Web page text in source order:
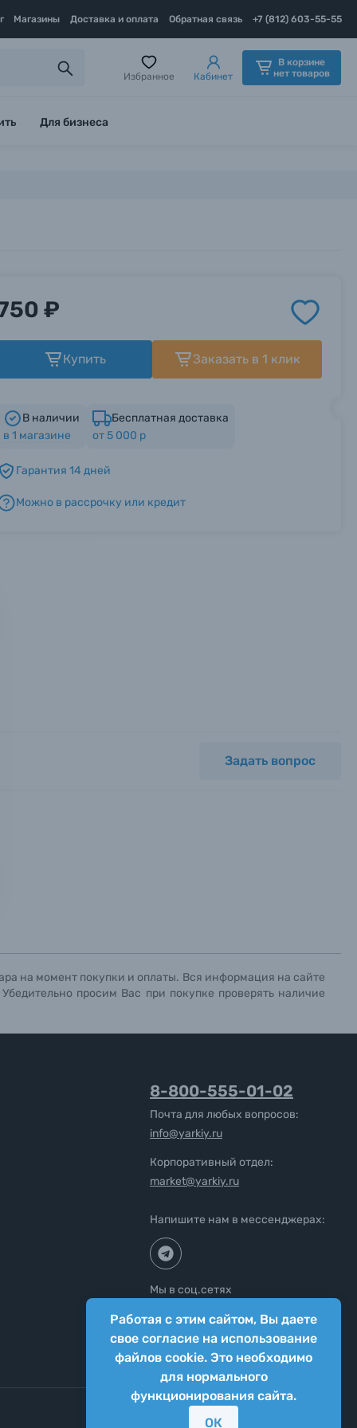
Магазины Доставка и оплата Обратная связь +7 (812) 603-55-55
Избранное Кабинет
В корзине
нет товаров
Для бизнеса
с
₽
Купить Заказать в 1 клик
В наличии
в 1 магазине
Бесплатная доставка
от 5 000 р
Гарантия 14 дней
Можно в рассрочку или кредит
Задать вопрос
на момент покупки и оплаты. Вся информация на сайте
просим Вас при покупке проверять наличие
Работая с этим сайтом, Вы даете
свое согласие на использование
файлов cookie. Это необходимо
для нормального
функционирования сайта.
ОК
8-800-555-01-02
Почта для любых вопросов:
info@yarkiy.ru
Корпоративный отдел:
market@yarkiy.ru
Напишите нам в мессенджерах:
Мы в соц.сетях